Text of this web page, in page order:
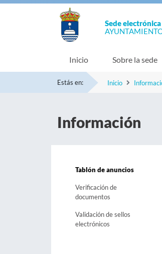
Sede electrónica
Inicio Sobre la sede
Estás en: Inicio
Información
Tablón de anuncios
Verificación de
documentos
Validación de sellos
electrónicos